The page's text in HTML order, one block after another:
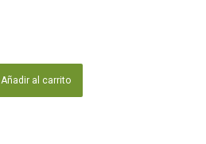
Añadir al carrito